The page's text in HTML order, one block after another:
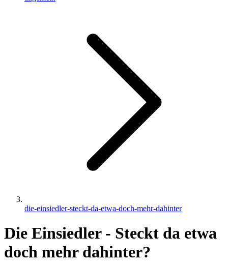
die-einsiedler-steckt-da-etwa-doch-mehr-dahinter
Die Einsiedler - Steckt da etwa
doch mehr dahinter?